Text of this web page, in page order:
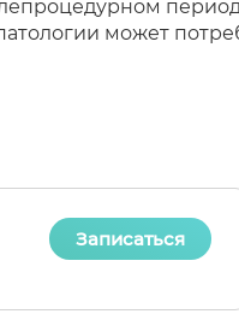
может
Записаться